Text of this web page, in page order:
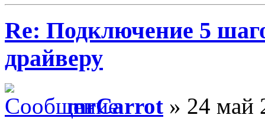
Re: Подключение 5
драйверу
mrCarrot » 24 май